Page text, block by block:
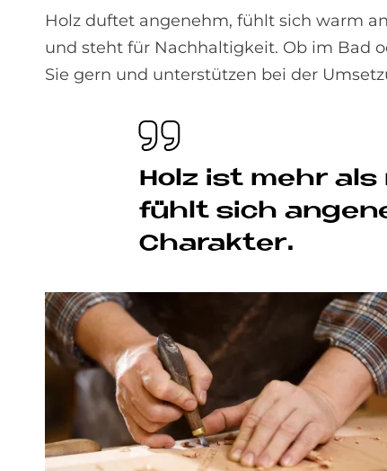
Holz duftet angenehm, fühlt sich warm
und steht für Nachhaltigkeit. Ob im Bad
Sie gern und unterstützen bei der
Holz ist mehr
fühlt sich
Cha­rak­ter.